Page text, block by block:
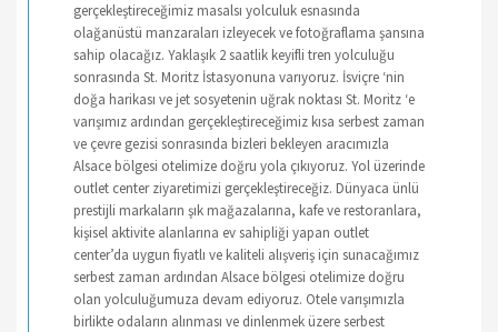
gerçekleştireceğimiz masalsı yolculuk esnasında
olağanüstü manzaraları izleyecek ve fotoğraflama şansına
sahip olacağız. Yaklaşık 2 saatlik keyifli tren yolculuğu
sonrasında St. Moritz İstasyonuna varıyoruz. İsviçre ‘nin
doğa harikası ve jet sosyetenin uğrak noktası St. Moritz ‘e
varışımız ardından gerçekleştireceğimiz kısa serbest zaman
ve çevre gezisi sonrasında bizleri bekleyen aracımızla
Alsace bölgesi otelimize doğru yola çıkıyoruz. Yol üzerinde
outlet center ziyaretimizi gerçekleştireceğiz. Dünyaca ünlü
prestijli markaların şık mağazalarına, kafe ve restoranlara,
kişisel aktivite alanlarına ev sahipliği yapan outlet
center’da uygun fiyatlı ve kaliteli alışveriş için sunacağımız
serbest zaman ardından Alsace bölgesi otelimize doğru
olan yolculuğumuza devam ediyoruz. Otele varışımızla
birlikte odaların alınması ve dinlenmek üzere serbest